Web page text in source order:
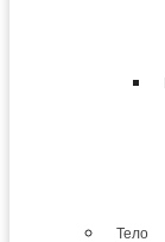
Тело